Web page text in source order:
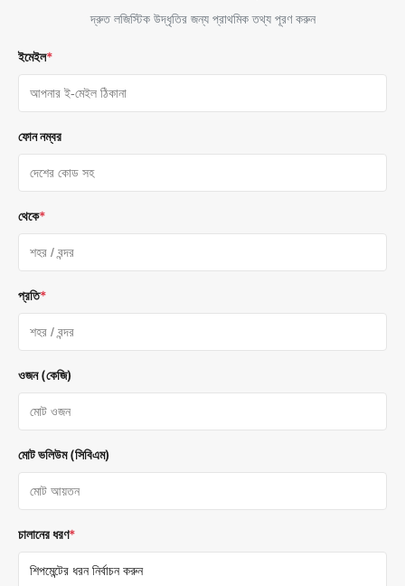
দ্রুত লজিস্টিক উদ্ধৃতির জন্য প্রাথমিক তথ্য পূরণ করুন
ইমেইল*
ফোন নম্বর
থেকে*
প্রতি*
ওজন (কেজি)
মোট ভলিউম (সিবিএম)
চালানের ধরণ*